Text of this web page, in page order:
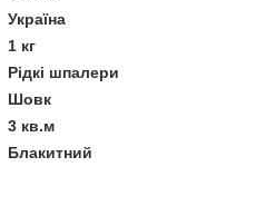
Україна
1 кг
Рідкі шпалери
Шовк
3 кв.м
Блакитний